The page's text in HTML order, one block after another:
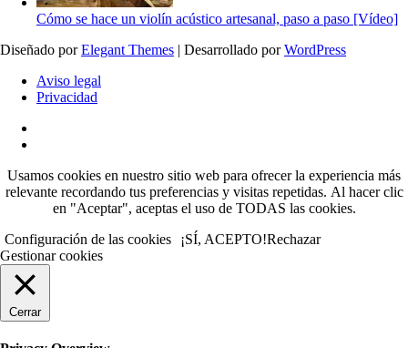
Cómo se hace un violín acústico artesanal, paso a paso [Vídeo]
Diseñado porElegant Themes | Desarrollado porWordPress
Aviso legal
Privacidad
Usamos cookies en nuestro sitio web para ofrecer la experiencia más
relevante recordando tus preferencias y visitas repetidas. Al hacer clic
en "Aceptar", aceptas el uso de TODAS las cookies.
Configuración de las cookies
¡SÍ, ACEPTO!Rechazar
Gestionar cookies
Cerrar